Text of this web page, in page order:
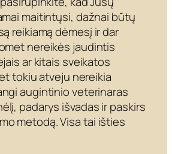
maitintųsi, dažnai būtų
reikiamą dėmesį ir dar
nereikės jaudintis
ar kitais sveikatos
tokiu atveju nereikia
augintinio veterinaras
padarys išvadas ir paskirs
metodą. Visa tai išties